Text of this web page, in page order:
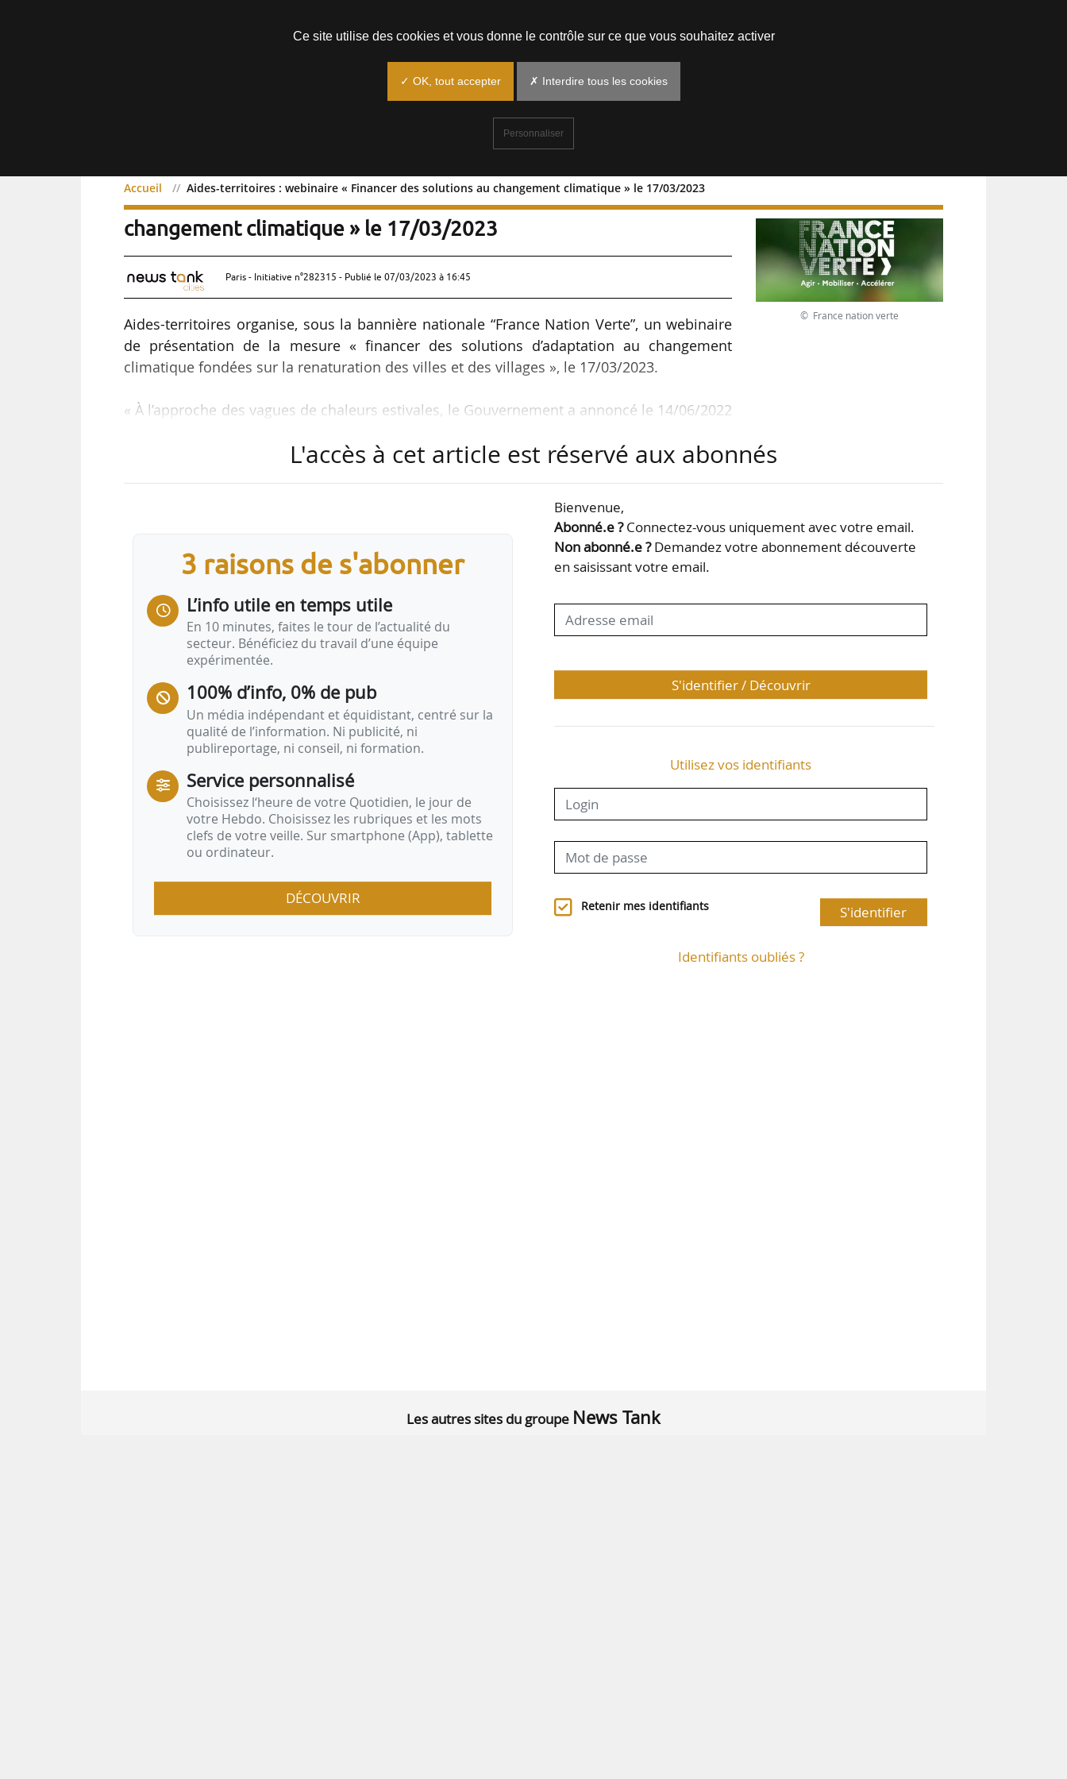
Accueil Aides-territoires : webinaire « Financer des solutions au changement climatique » le 17/03/2023
Aides-territoires : webinaire « Financer des solutions au
changement climatique » le 17/03/2023
Paris - Initiative n°282315 - Publié le 07/03/2023 à 16:45
Aides-territoires organise, sous la bannière nationale “France Nation Verte”, un webinaire
de présentation de la mesure « financer des solutions d’adaptation au changement
climatique fondées sur la renaturation des villes et des villages », le 17/03/2023.
« À l’approche des vagues de chaleurs estivales, le Gouvernement a annoncé le 14/06/2022
solutions de renaturation des villes peuvent contribuer à atténuer le dérèglement
Trois axes thématiques structurent le Fonds vert, chacun composé de plusieurs…
© France nation verte
L'accès à cet article est réservé aux abonnés
3 raisons de s'abonner
L’info utile en temps utile
En 10 minutes, faites le tour de l’actualité du
secteur. Bénéficiez du travail d’une équipe
expérimentée.
100% d’info, 0% de pub
Un média indépendant et équidistant, centré sur la
qualité de l’information. Ni publicité, ni
publireportage, ni conseil, ni formation.
Service personnalisé
Choisissez l‘heure de votre Quotidien, le jour de
votre Hebdo. Choisissez les rubriques et les mots
clefs de votre veille. Sur smartphone (App), tablette
ou ordinateur.
DÉCOUVRIR
Bienvenue,
Abonné.e ?Connectez-vous uniquement avec votre email.
Non abonné.e ?Demandez votre abonnement découverte
en saisissant votre email.
S'identifier / Découvrir
Utilisez vos identifiants
Retenir mes identifiants S'identifier
Identifiants oubliés ?
Les autres sites du groupe News Tank
Ce site utilise des cookies et vous donne le contrôle sur ce que vous souhaitez activer
✓ OK, tout accepter ✗ Interdire tous les cookies
Personnaliser